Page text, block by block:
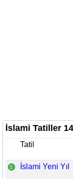
İslami Tatiller
Tatil
1 İslami Yeni Yıl